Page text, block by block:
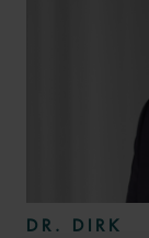
DR. DIRK